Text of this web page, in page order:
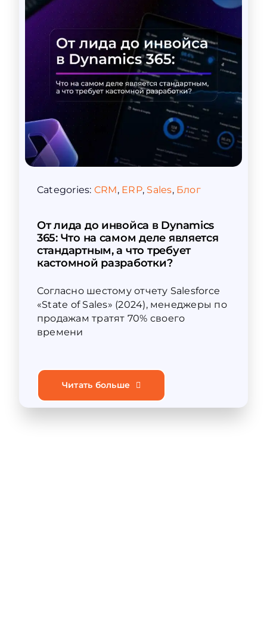
Categories: CRM, ERP, Sales, Блог
От лида до инвойса в Dynamics
365: Что на самом деле является
стандартным, а что требует
кастомной разработки?
Согласно шестому отчету Salesforce
«State of Sales» (2024), менеджеры по
продажам тратят 70% своего
времени
Читать больше